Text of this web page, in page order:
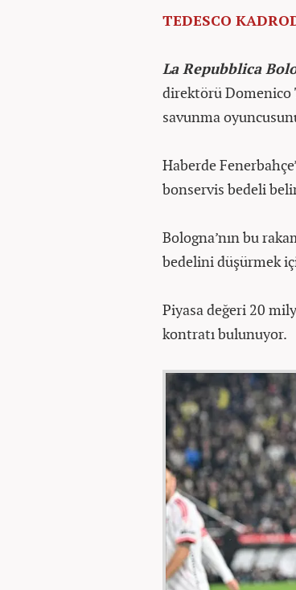
TEDESCO
La Repubblica
direktörü Domenico
savunma
Haberde
bonservis bedeli
Bologna’nın bu
bedelini düşürmek
Piyasa değeri 20
kontratı bulunuyor.